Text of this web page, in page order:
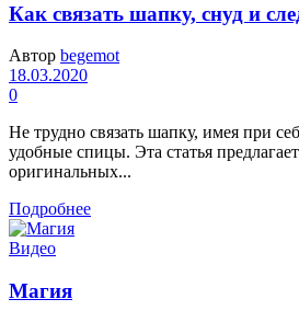
Как связать шапку, снуд и
Автор begemot
18.03.2020
0
Не трудно связать шапку, имея при
удобные спицы. Эта статья
оригинальных...
Подробнее
Видео
Магия